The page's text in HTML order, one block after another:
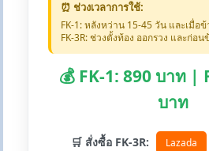
⏰ ช่วงเวลาการใช้:
FK-1: หลังหว่าน 15-45 วัน และเมื่อข้
FK-3R: ช่วงตั้งท้อง ออกรวง และก่อ
💰 FK-1: 890 บาท |
บาท
🛒 สั่งซื้อ FK-3R: Lazada